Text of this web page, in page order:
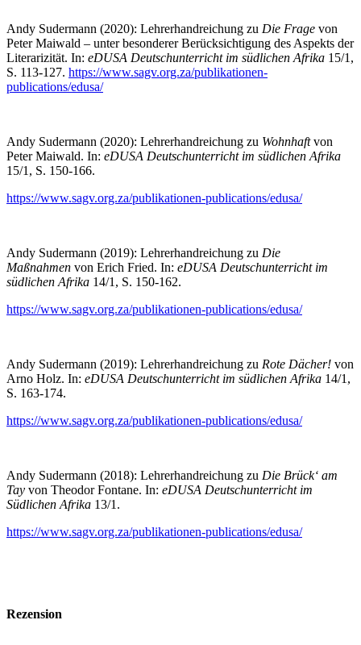
Andy Sudermann (2020): Lehrerhandreichung zu Die Frage von
Peter Maiwald – unter besonderer Berücksichtigung des Aspekts der
Literarizität. In: eDUSA Deutschunterricht im südlichen Afrika 15/1,
S. 113-127. https://www.sagv.org.za/publikationen-
publications/edusa/
Andy Sudermann (2020): Lehrerhandreichung zu Wohnhaftvon
Peter Maiwald. In: eDUSA Deutschunterricht im südlichen Afrika
15/1, S. 150-166.
https://www.sagv.org.za/publikationen-publications/edusa/
Andy Sudermann (2019): Lehrerhandreichung zu Die
Maßnahmen von Erich Fried. In: eDUSA Deutschunterricht im
südlichen Afrika 14/1, S. 150-162.
https://www.sagv.org.za/publikationen-publications/edusa/
Andy Sudermann (2019): Lehrerhandreichung zu Rote Dächer! von
Arno Holz. In: eDUSA Deutschunterricht im südlichen Afrika 14/1,
S. 163-174.
https://www.sagv.org.za/publikationen-publications/edusa/
Andy Sudermann (2018): Lehrerhandreichung zu Die Brück‘ am
Tay von Theodor Fontane. In: eDUSA Deutschunterricht im
Südlichen Afrika 13/1.
https://www.sagv.org.za/publikationen-publications/edusa/
Rezension